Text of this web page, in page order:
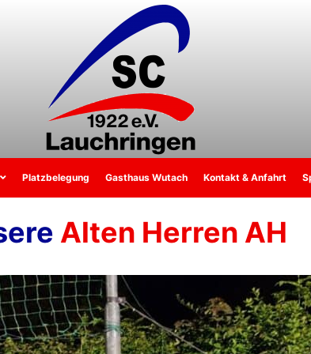
Platzbelegung Gasthaus Wutach Kontakt & Anfahrt
Alten Herren AH